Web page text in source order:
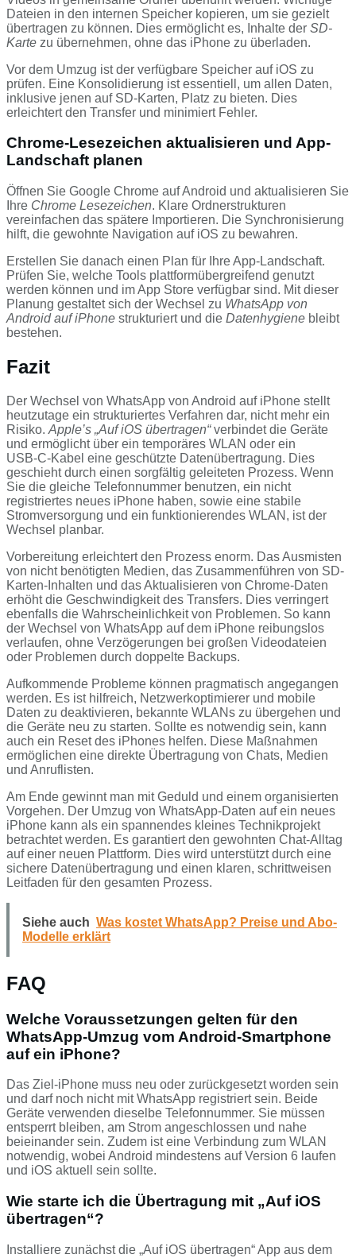
Dateien in den internen Speicher kopieren, um sie gezielt
übertragen zu können. Dies ermöglicht es, Inhalte der SD-
Karte zu übernehmen, ohne das iPhone zu überladen.
Vor dem Umzug ist der verfügbare Speicher auf iOS zu
prüfen. Eine Konsolidierung ist essentiell, um allen Daten,
inklusive jenen auf SD-Karten, Platz zu bieten. Dies
erleichtert den Transfer und minimiert Fehler.
Chrome-Lesezeichen aktualisieren und App-
Landschaft planen
Öffnen Sie Google Chrome auf Android und aktualisieren Sie
Ihre Chrome Lesezeichen. Klare Ordnerstrukturen
vereinfachen das spätere Importieren. Die Synchronisierung
hilft, die gewohnte Navigation auf iOS zu bewahren.
Erstellen Sie danach einen Plan für Ihre App-Landschaft.
Prüfen Sie, welche Tools plattformübergreifend genutzt
werden können und im App Store verfügbar sind. Mit dieser
Planung gestaltet sich der Wechsel zu WhatsApp von
Android auf iPhone strukturiert und die Datenhygiene bleibt
bestehen.
Fazit
Der Wechsel von WhatsApp von Android auf iPhone stellt
heutzutage ein strukturiertes Verfahren dar, nicht mehr ein
Risiko. Apple’s „Auf iOS übertragen“verbindet die Geräte
und ermöglicht über ein temporäres WLAN oder ein
USB‑C‑Kabel eine geschützte Datenübertragung. Dies
geschieht durch einen sorgfältig geleiteten Prozess. Wenn
Sie die gleiche Telefonnummer benutzen, ein nicht
registriertes neues iPhone haben, sowie eine stabile
Stromversorgung und ein funktionierendes WLAN, ist der
Wechsel planbar.
Vorbereitung erleichtert den Prozess enorm. Das Ausmisten
von nicht benötigten Medien, das Zusammenführen von SD-
Karten-Inhalten und das Aktualisieren von Chrome-Daten
erhöht die Geschwindigkeit des Transfers. Dies verringert
ebenfalls die Wahrscheinlichkeit von Problemen. So kann
der Wechsel von WhatsApp auf dem iPhone reibungslos
verlaufen, ohne Verzögerungen bei großen Videodateien
oder Problemen durch doppelte Backups.
Aufkommende Probleme können pragmatisch angegangen
werden. Es ist hilfreich, Netzwerkoptimierer und mobile
Daten zu deaktivieren, bekannte WLANs zu übergehen und
die Geräte neu zu starten. Sollte es notwendig sein, kann
auch ein Reset des iPhones helfen. Diese Maßnahmen
ermöglichen eine direkte Übertragung von Chats, Medien
und Anruflisten.
Am Ende gewinnt man mit Geduld und einem organisierten
Vorgehen. Der Umzug von WhatsApp-Daten auf ein neues
iPhone kann als ein spannendes kleines Technikprojekt
betrachtet werden. Es garantiert den gewohnten Chat-Alltag
auf einer neuen Plattform. Dies wird unterstützt durch eine
sichere Datenübertragung und einen klaren, schrittweisen
Leitfaden für den gesamten Prozess.
Siehe auch Was kostet WhatsApp? Preise und Abo-
Modelle erklärt
FAQ
Welche Voraussetzungen gelten für den
WhatsApp-Umzug vom Android-Smartphone
auf ein iPhone?
Das Ziel-iPhone muss neu oder zurückgesetzt worden sein
und darf noch nicht mit WhatsApp registriert sein. Beide
Geräte verwenden dieselbe Telefonnummer. Sie müssen
entsperrt bleiben, am Strom angeschlossen und nahe
beieinander sein. Zudem ist eine Verbindung zum WLAN
notwendig, wobei Android mindestens auf Version 6 laufen
und iOS aktuell sein sollte.
Wie starte ich die Übertragung mit „Auf iOS
übertragen“?
Installiere zunächst die „Auf iOS übertragen“ App aus dem